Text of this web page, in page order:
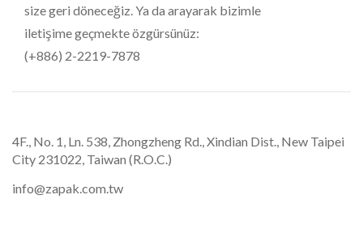
size geri döneceğiz. Ya da arayarak bizimle
iletişime geçmekte özgürsünüz:
(+886) 2-2219-7878
4F., No. 1, Ln. 538, Zhongzheng Rd., Xindian Dist., New Taipei
City 231022, Taiwan (R.O.C.)
info@zapak.com.tw